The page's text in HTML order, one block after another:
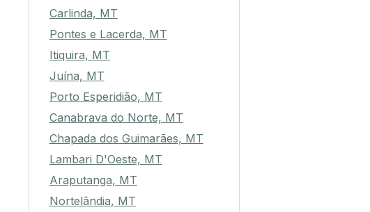
Carlinda, MT
Pontes e Lacerda, MT
Itiquira, MT
Juína, MT
Porto Esperidião, MT
Canabrava do Norte, MT
Chapada dos Guimarães, MT
Lambari D'Oeste, MT
Araputanga, MT
Nortelândia, MT